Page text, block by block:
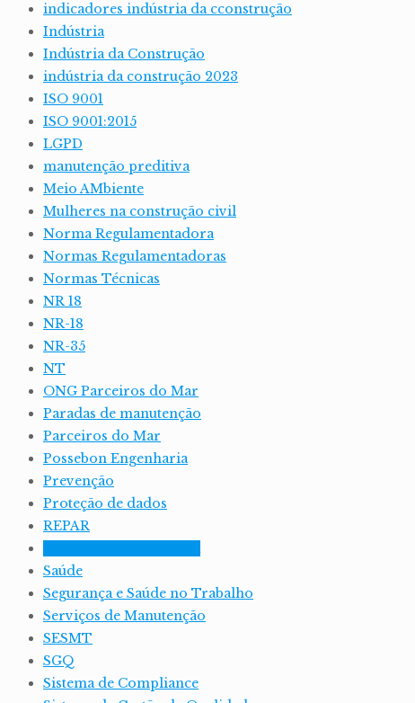
indicadores indústria da cconstrução
Indústria
Indústria da Construção
indústria da construção 2023
ISO 9001
ISO 9001:2015
LGPD
manutenção preditiva
Meio AMbiente
Mulheres na construção civil
Norma Regulamentadora
Normas Regulamentadoras
Normas Técnicas
NR 18
NR-18
NR-35
NT
ONG Parceiros do Mar
Paradas de manutenção
Parceiros do Mar
Possebon Engenharia
Prevenção
Proteção de dados
REPAR
Saúde
Segurança e Saúde no Trabalho
Serviços de Manutenção
SESMT
SGQ
Sistema de Compliance